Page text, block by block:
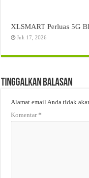
XLSMART Perluas 5G
Juli 17, 2026
Tinggalkan Balasan
Alamat email Anda tidak
Komentar*